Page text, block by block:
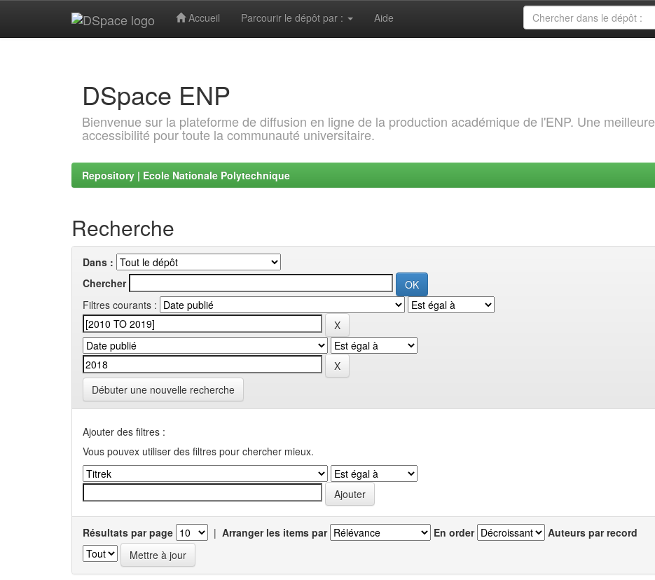
Accueil Parcourir le dépôt par : Aide
DSpace ENP
Bienvenue sur la plateforme de diffusion en ligne de la production académique de l'ENP. Une meilleure
accessibilité pour toute la communauté universitaire.
Repository | Ecole Nationale Polytechnique
Recherche
Dans :
Chercher
Filtres courants :
Débuter une nouvelle recherche
Ajouter des filtres :
Vous pouvex utiliser des filtres pour chercher mieux.
Résultats par page | Arranger les items par En order Auteurs par record